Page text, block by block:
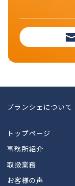
ブランシェについて
トップページ
事務所紹介
取扱業務
お客様の声